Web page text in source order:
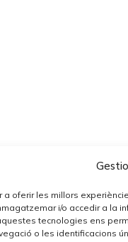
a oferir les millors
i/o accedir a la
tecnologies ens
o les identificacions